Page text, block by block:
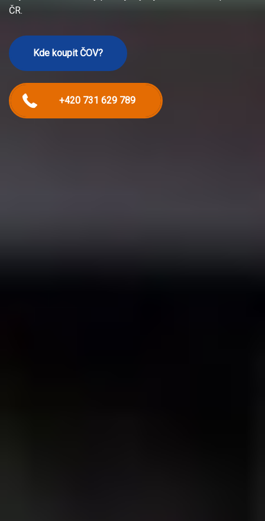
ČR.
Kde koupit ČOV?
+420 731 629 789